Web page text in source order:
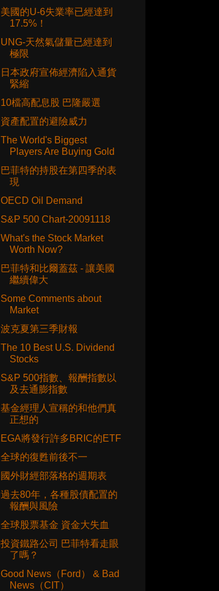
美國的U-6失業率已經達到
17.5%！
UNG-天然氣儲量已經達到
極限
日本政府宣佈經濟陷入通貨
緊縮
10檔高配息股 巴隆嚴選
資產配置的避險威力
The World's Biggest
Players Are Buying Gold
巴菲特的持股在第四季的表
現
OECD Oil Demand
S&P 500 Chart-20091118
What's the Stock Market
Worth Now?
巴菲特和比爾蓋茲 - 讓美國
繼續偉大
Some Comments about
Market
波克夏第三季財報
The 10 Best U.S. Dividend
Stocks
S&P 500指數、報酬指數以
及去通膨指數
基金經理人宣稱的和他們真
正想的
EGA將發行許多BRIC的ETF
全球的復甦前後不一
國外財經部落格的週期表
過去80年，各種股債配置的
報酬與風險
全球股票基金 資金大失血
投資鐵路公司 巴菲特看走眼
了嗎？
Good News（Ford） & Bad
News（CIT）